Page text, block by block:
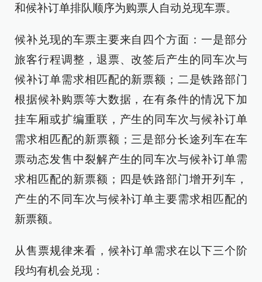
和候补订单排队顺序为购票人自动兑现车票。
候补兑现的车票主要来自四个方面：一是部分
旅客行程调整，退票、改签后产生的同车次与
候补订单需求相匹配的新票额；二是铁路部门
根据候补购票等大数据，在有条件的情况下加
挂车厢或扩编重联，产生的同车次与候补订单
需求相匹配的新票额；三是部分长途列车在车
票动态发售中裂解产生的同车次与候补订单需
求相匹配的新票额；四是铁路部门增开列车，
产生的不同车次与候补订单主要需求相匹配的
新票额。
从售票规律来看，候补订单需求在以下三个阶
段均有机会兑现：